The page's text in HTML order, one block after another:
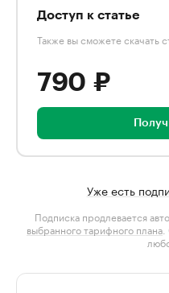
Доступ к статье
Также вы сможете скачать
790 ₽
Уже есть
Подписка продлевается
выбранного тарифного плана